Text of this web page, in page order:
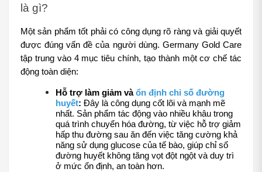
là gì?
Một sản phẩm tốt phải có công dụng rõ ràng và giải quyết
được đúng vấn đề của người dùng. Germany Gold Care
tập trung vào 4 mục tiêu chính, tạo thành một cơ chế tác
động toàn diện:
Hỗ trợ làm giảm và ổn định chỉ số đường
huyết: Đây là công dụng cốt lõi và mạnh mẽ
nhất. Sản phẩm tác động vào nhiều khâu trong
quá trình chuyển hóa đường, từ việc hỗ trợ giảm
hấp thu đường sau ăn đến việc tăng cường khả
năng sử dụng glucose của tế bào, giúp chỉ số
đường huyết không tăng vọt đột ngột và duy trì
ở mức ổn định, an toàn hơn.